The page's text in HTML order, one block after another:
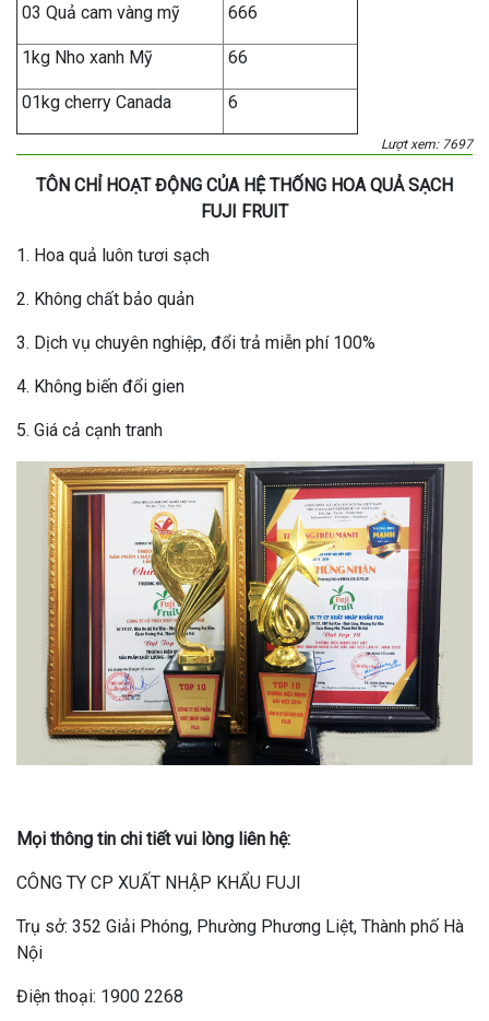
03 Quả cam vàng mỹ 666
1kg Nho xanh Mỹ 66
01kg cherry Canada 6
Lượt xem: 7697
TÔN CHỈ HOẠT ĐỘNG CỦA HỆ THỐNG HOA QUẢ SẠCH
FUJI FRUIT
1. Hoa quả luôn tươi sạch
2. Không chất bảo quản
3. Dịch vụ chuyên nghiệp, đổi trả miễn phí 100%
4. Không biến đổi gien
5. Giá cả cạnh tranh
Mọi thông tin chi tiết vui lòng liên hệ:
CÔNG TY CP XUẤT NHẬP KHẨU FUJI
Trụ sở: 352 Giải Phóng, Phường Phương Liệt, Thành phố Hà
Nội
Điện thoại: 1900 2268